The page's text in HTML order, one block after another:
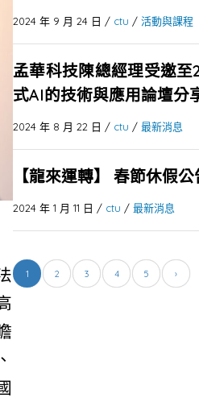
2024 年 9 月 24 日 / ctu /活動與課程
孟華科技陳總經理受邀至
式AI的技術與應用論壇分
2024 年 8 月 22 日 / ctu /最新消息
【龍來運轉】 春節休假公
2024 年 1 月 11 日 / ctu /最新消息
1 2 3 4 5 ›